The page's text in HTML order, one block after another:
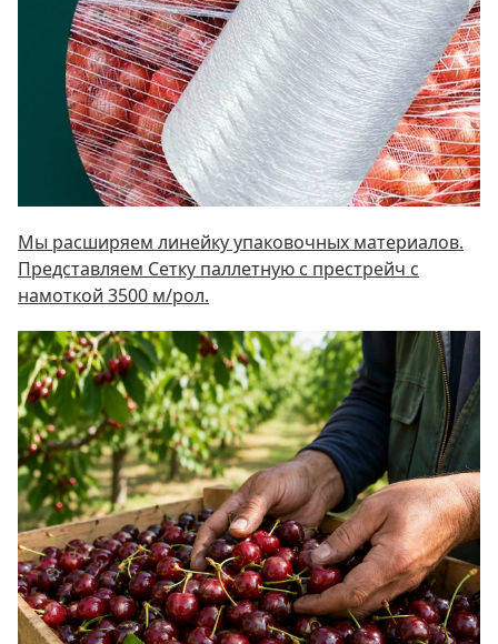
Мы расширяем линейку упаковочных материалов.
Представляем Сетку паллетную c престрейч с
намоткой 3500 м/рол.